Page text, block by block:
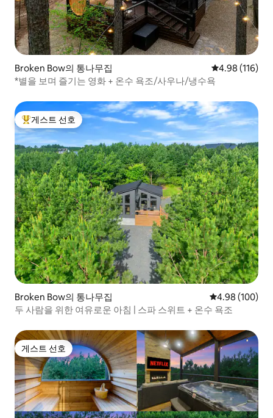
Broken Bow의 통나무집 평점 4.98점(5
4.98 (116)
*별을 보며 즐기는 영화 + 온수 욕조/사우나/냉수욕
상위 게스트 선호
게스트 선호
Broken Bow의 통나무집 평점 4.98점(5
4.98 (100)
두 사람을 위한 여유로운 아침 | 스파 스위트 + 온수 욕조
게스트 선호
게스트 선호